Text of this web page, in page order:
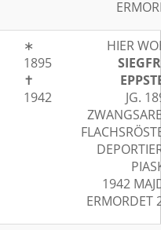
∗
1895
✝
1942
HIER
JG.
1942
ERMORDET